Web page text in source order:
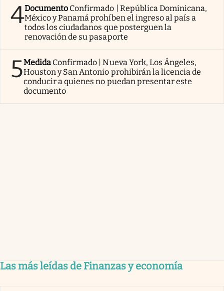
4Documento Confirmado | República Dominicana,
México y Panamá prohíben el ingreso al país a
todos los ciudadanos que posterguen la
renovación de su pasaporte
5Medida Confirmado | Nueva York, Los Ángeles,
Houston y San Antonio prohibirán la licencia de
conducir a quienes no puedan presentar este
documento
Las más leídas de Finanzas y economía